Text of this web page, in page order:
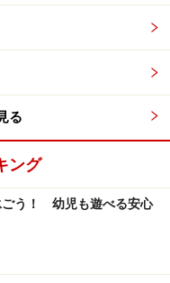
る
ング
ごう！ 幼児も遊べる安心